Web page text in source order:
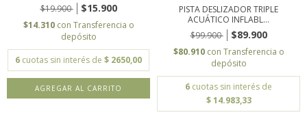
$19.900
$15.900
$14.310 con Transferencia o
depósito
6 cuotas sin interés de $ 2650,00
PISTA DESLIZADOR TRIPLE
ACUÁTICO INFLABL...
$99.900
$89.900
$80.910 con Transferencia o
depósito
6 cuotas sin interés de
$ 14.983,33